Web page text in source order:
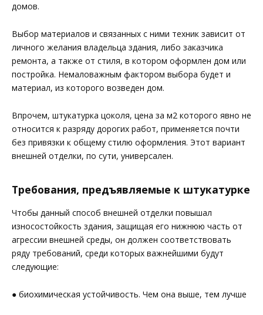
домов.
Выбор материалов и связанных с ними техник зависит от
личного желания владельца здания, либо заказчика
ремонта, а также от стиля, в котором оформлен дом или
постройка. Немаловажным фактором выбора будет и
материал, из которого возведен дом.
Впрочем, штукатурка цоколя, цена за м2 которого явно не
относится к разряду дорогих работ, применяется почти
без привязки к общему стилю оформления. Этот вариант
внешней отделки, по сути, универсален.
Требования, предъявляемые к штукатурке
Чтобы данный способ внешней отделки повышал
износостойкость здания, защищая его нижнюю часть от
агрессии внешней среды, он должен соответствовать
ряду требований, среди которых важнейшими будут
следующие:
● биохимическая устойчивость. Чем она выше, тем лучше